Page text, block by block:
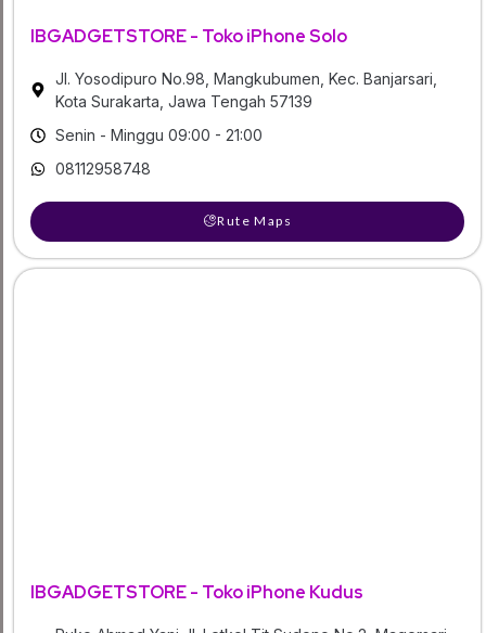
IBGADGETSTORE - Toko iPhone Solo
Jl. Yosodipuro No.98, Mangkubumen, Kec. Banjarsari,
Kota Surakarta, Jawa Tengah 57139
Senin - Minggu 09:00 - 21:00
08112958748
Rute Maps
IBGADGETSTORE - Toko iPhone Kudus